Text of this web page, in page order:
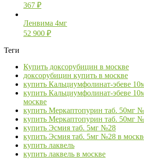
367 ₽
Ленвима 4мг
52 900 ₽
Теги
Купить доксорубицин в москве
доксорубицин купить в москве
купить Кальциумфолинат-эбеве
купить Кальциумфолинат-эбеве
москве
купить Меркаптопурин таб. 50мг
купить Меркаптопурин таб. 50мг
купить Эсмия таб. 5мг №28
купить Эсмия таб. 5мг №28 в
купить лаквель
купить лаквель в москве